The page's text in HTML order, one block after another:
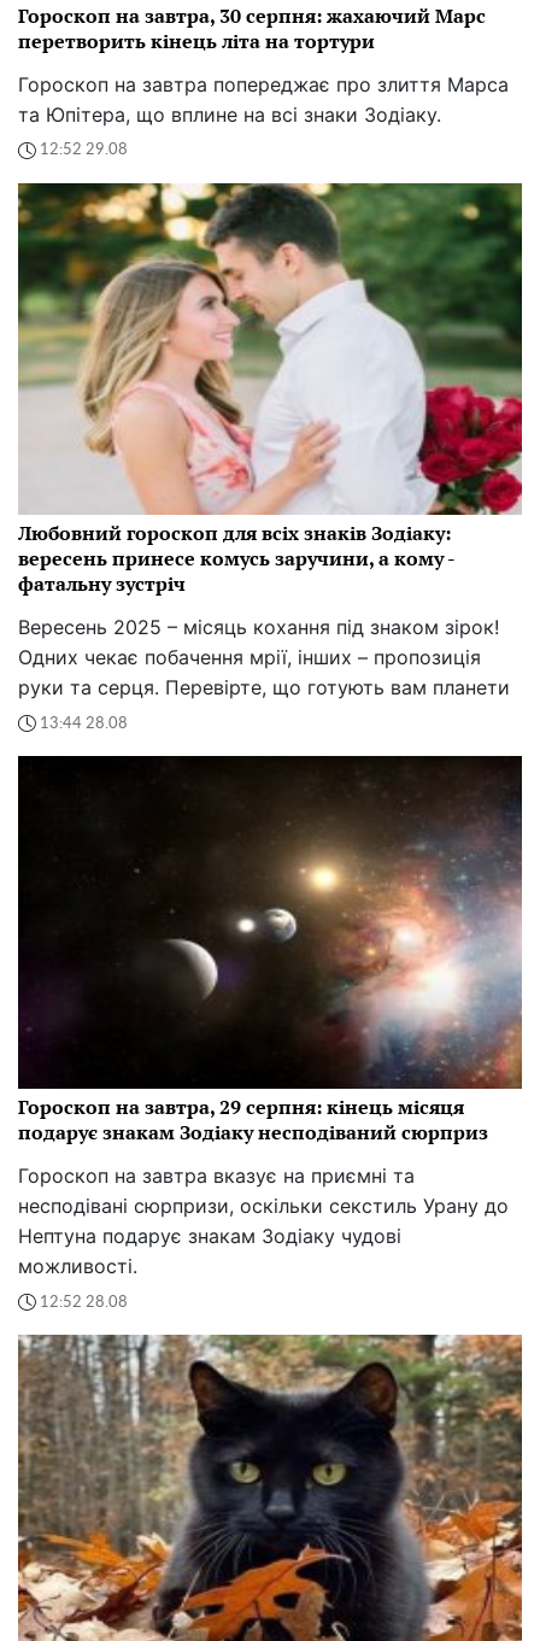
Гороскоп на завтра, 30 серпня: жахаючий Марс
перетворить кінець літа на тортури
Гороскоп на завтра попереджає про злиття Марса
та Юпітера, що вплине на всі знаки Зодіаку.
12:52 29.08
Любовний гороскоп для всіх знаків Зодіаку:
вересень принесе комусь заручини, а кому -
фатальну зустріч
Вересень 2025 – місяць кохання під знаком зірок!
Одних чекає побачення мрії, інших – пропозиція
руки та серця. Перевірте, що готують вам планети
13:44 28.08
Гороскоп на завтра, 29 серпня: кінець місяця
подарує знакам Зодіаку несподіваний сюрприз
Гороскоп на завтра вказує на приємні та
несподівані сюрпризи, оскільки секстиль Урану до
Нептуна подарує знакам Зодіаку чудові
можливості.
12:52 28.08